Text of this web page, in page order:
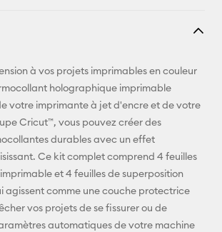
E-mail
Pinterest
Facebook
à vos projets imprimables en couleur
holographique imprimable
votre imprimante à jet d'encre et de votre
Cricut™, vous pouvez créer des
durables avec un effet
Ce kit complet comprend 4 feuilles
et 4 feuilles de superposition
agissent comme une couche protectrice
vos projets de se fissurer ou de
automatiques de votre machine